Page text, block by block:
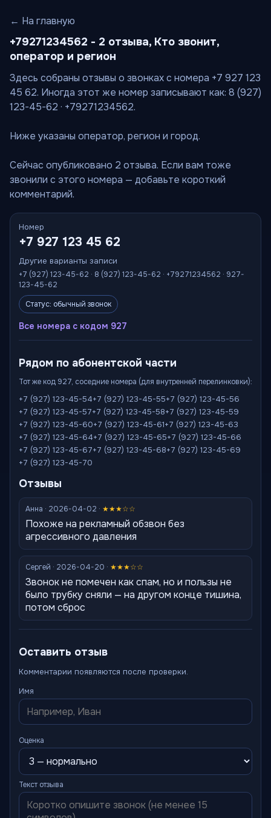
← На главную
+79271234562 - 2 отзыва, Кто звонит,
оператор и регион
Здесь собраны отзывы о звонках с номера +7 927 123
45 62. Иногда этот же номер записывают как: 8 (927)
123-45-62 · +79271234562.
Ниже указаны оператор, регион и город.
Сейчас опубликовано 2 отзыва. Если вам тоже
звонили с этого номера — добавьте короткий
комментарий.
Номер
+7 927 123 45 62
Другие варианты записи
+7 (927) 123-45-62 · 8 (927) 123-45-62 · +79271234562 · 927-
123-45-62
Статус: обычный звонок
Все номера с кодом 927
Рядом по абонентской части
Тот же код 927, соседние номера (для внутренней перелинковки):
+7 (927) 123-45-54+7 (927) 123-45-55+7 (927) 123-45-56
+7 (927) 123-45-57+7 (927) 123-45-58+7 (927) 123-45-59
+7 (927) 123-45-60+7 (927) 123-45-61+7 (927) 123-45-63
+7 (927) 123-45-64+7 (927) 123-45-65+7 (927) 123-45-66
+7 (927) 123-45-67+7 (927) 123-45-68+7 (927) 123-45-69
+7 (927) 123-45-70
Отзывы
Анна · 2026-04-02 · ★★★☆☆
Похоже на рекламный обзвон без
агрессивного давления
Сергей · 2026-04-20 · ★★★☆☆
Звонок не помечен как спам, но и пользы не
было трубку сняли — на другом конце тишина,
потом сброс
Оставить отзыв
Комментарии появляются после проверки.
Имя
Оценка
Текст отзыва